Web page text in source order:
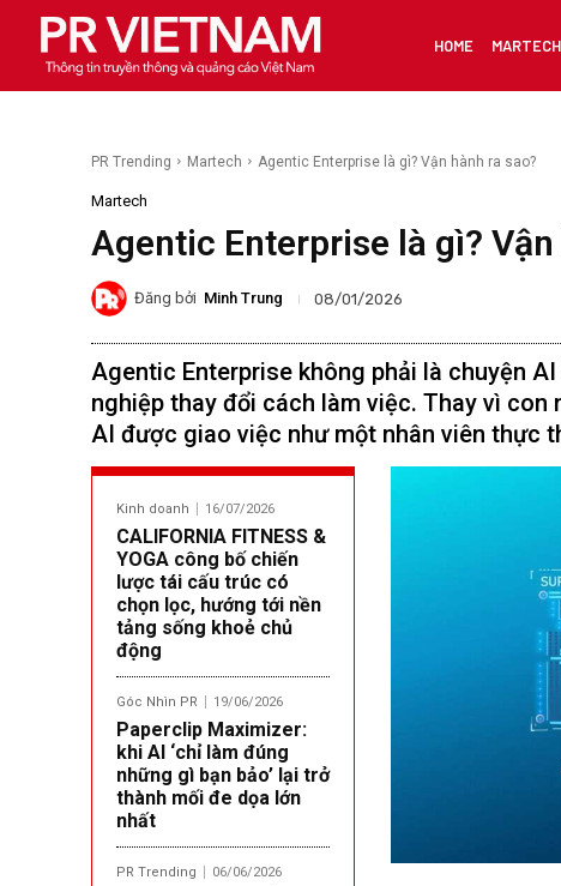
HOME MARTECH
PR Trending Martech Agentic Enterprise là gì? Vận hành ra sao?
Martech
Agentic Enterprise là gì? Vận
Đăng bởi Minh Trung 08/01/2026
Agentic Enterprise không phải là chuyện
nghiệp thay đổi cách làm việc. Thay vì
AI được giao việc như một nhân viên thực
Kinh doanh 16/07/2026
CALIFORNIA FITNESS &
YOGA công bố chiến
lược tái cấu trúc có
chọn lọc, hướng tới nền
tảng sống khoẻ chủ
động
Góc Nhìn PR 19/06/2026
Paperclip Maximizer:
khi AI ‘chỉ làm đúng
những gì bạn bảo’ lại trở
thành mối đe dọa lớn
nhất
PR Trending 06/06/2026